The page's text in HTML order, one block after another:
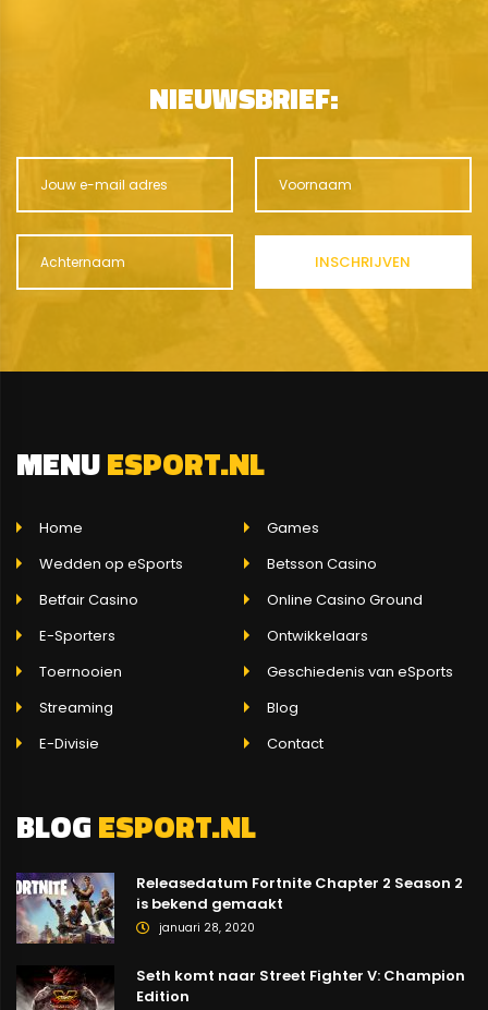
NIEUWSBRIEF:
MENUESPORT.NL
Home
Games
Wedden op eSports
Betsson Casino
Betfair Casino
Online Casino Ground
E-Sporters
Ontwikkelaars
Toernooien
Geschiedenis van eSports
Streaming
Blog
E-Divisie
Contact
BLOGESPORT.NL
Releasedatum Fortnite Chapter 2 Season 2
is bekend gemaakt
januari 28, 2020
Seth komt naar Street Fighter V: Champion
Edition